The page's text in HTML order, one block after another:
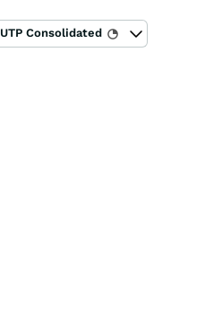
UTP Consolidated